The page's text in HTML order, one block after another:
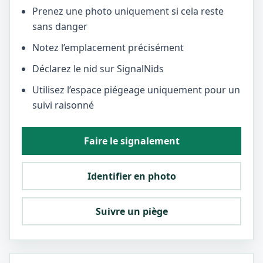
Prenez une photo uniquement si cela reste
sans danger
Notez l’emplacement précisément
Déclarez le nid sur SignalNids
Utilisez l’espace piégeage uniquement pour un
suivi raisonné
Faire le signalement
Identifier en photo
Suivre un piège